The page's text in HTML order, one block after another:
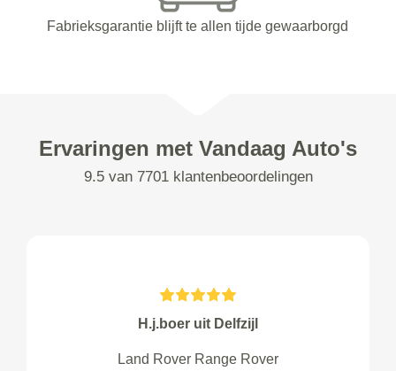
Fabrieksgarantie blijft te allen tijde gewaarborgd
Ervaringen met Vandaag Auto's
9.5 van 7701 klantenbeoordelingen
H.j.boer uit Delfzijl
Land Rover Range Rover